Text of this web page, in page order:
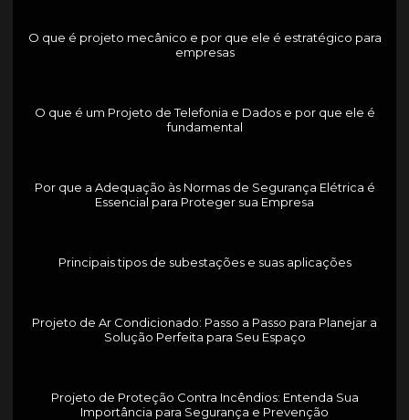
O que é projeto mecânico e por que ele é estratégico para
empresas
O que é um Projeto de Telefonia e Dados e por que ele é
fundamental
Por que a Adequação às Normas de Segurança Elétrica é
Essencial para Proteger sua Empresa
Principais tipos de subestações e suas aplicações
Projeto de Ar Condicionado: Passo a Passo para Planejar a
Solução Perfeita para Seu Espaço
Projeto de Proteção Contra Incêndios: Entenda Sua
Importância para Segurança e Prevenção